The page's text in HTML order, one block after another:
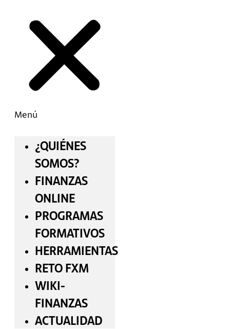
Menú
¿QUIÉNES
SOMOS?
FINANZAS
ONLINE
PROGRAMAS
FORMATIVOS
HERRAMIENTAS
RETO FXM
WIKI-
FINANZAS
ACTUALIDAD